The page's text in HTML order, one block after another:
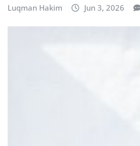
Luqman Hakim Jun 3, 2026